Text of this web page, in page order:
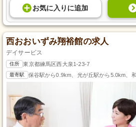
お気に入り に追加
西おおいずみ翔裕館の求人
デイサービス
住所 東京都練馬区西大泉1-23-7
最寄駅 保谷駅から0.9km、光が丘駅から5.0km、